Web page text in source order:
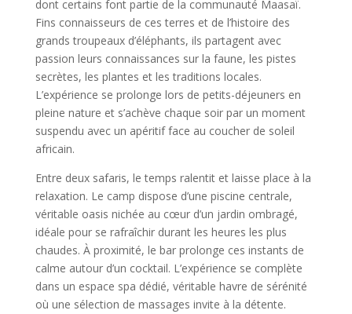
dont certains font partie de la communauté Maasaï.
Fins connaisseurs de ces terres et de l’histoire des
grands troupeaux d’éléphants, ils partagent avec
passion leurs connaissances sur la faune, les pistes
secrètes, les plantes et les traditions locales.
L’expérience se prolonge lors de petits-déjeuners en
pleine nature et s’achève chaque soir par un moment
suspendu avec un apéritif face au coucher de soleil
africain.
Entre deux safaris, le temps ralentit et laisse place à la
relaxation. Le camp dispose d’une piscine centrale,
véritable oasis nichée au cœur d’un jardin ombragé,
idéale pour se rafraîchir durant les heures les plus
chaudes. À proximité, le bar prolonge ces instants de
calme autour d’un cocktail. L’expérience se complète
dans un espace spa dédié, véritable havre de sérénité
où une sélection de massages invite à la détente.